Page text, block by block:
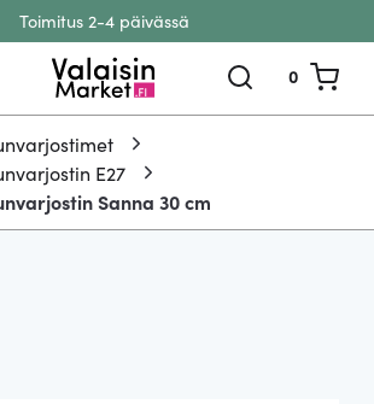
Toimitus 2-4 päivässä
0
E27
Sanna 30 cm